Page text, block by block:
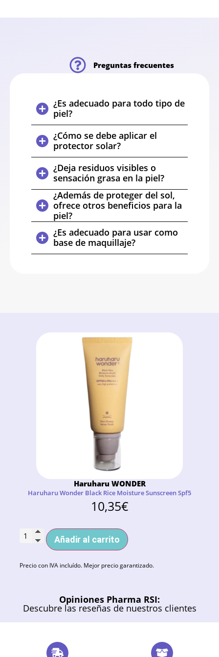
Preguntas frecuentes
¿Es adecuado para todo tipo de
piel?
¿Cómo se debe aplicar el
protector solar?
¿Deja residuos visibles o
sensación grasa en la piel?
¿Además de proteger del sol,
ofrece otros beneficios para la
piel?
¿Es adecuado para usar como
base de maquillaje?
Haruharu WONDER
Haruharu Wonder Black Rice Moisture Sunscreen Spf5
10,35€
Añadir al carrito
Precio con IVA incluído. Mejor precio garantizado.
Opiniones Pharma RSI:
Descubre las reseñas de nuestros clientes